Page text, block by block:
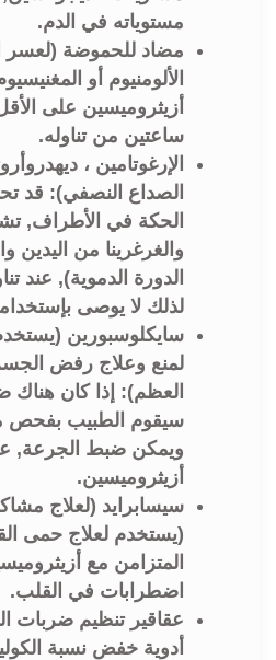
مستوياته في الدم.
مضاد للحموضة (لعسر
الألومنيوم أو
أزيثروميسين على
ساعتين من تناوله.
الإرغوتامين ،
الصداع النصفي): قد
الحكة في الأطراف,
والغرغرينا من
الدورة الدموية), عند
لذلك لا يوصى
سايكلوسبورين
لمنع وعلاج رفض
العظم): إذا كان هناك
سيقوم الطبيب بفحص
ويمكن ضبط الجرعة,
أزيثروميسين.
سيسابرايد (لعلاج
(يستخدم لعلاج حمى
المتزامن مع
اضطرابات في القلب.
عقاقير تنظيم ضربات
أدوية خفض نسبة